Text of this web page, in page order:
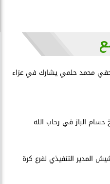
محمد حلمي يشارك في عزاء
حسام الباز في رحاب الله
المدير التنفيذي لفرع كرة